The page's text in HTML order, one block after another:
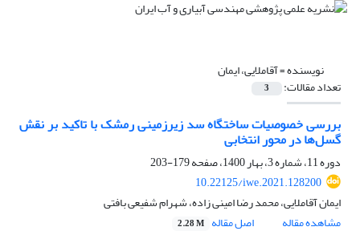
نویسنده =آقاملایی، ایمان
تعداد مقالات: 3
بررسی خصوصیات ساختگاه سد زیرزمینی رمشک با تاکید بر نقش
گسل‌ها در محور انتخابی
دوره 11، شماره 3، بهار 1400، صفحه
179-203
10.22125/iwe.2021.128200
ایمان آقاملایی، محمد رضا امینی زاده، شهرام شفیعی بافتی
مشاهده مقاله
اصل مقاله 2.28 M